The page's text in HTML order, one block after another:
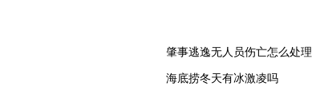
肇事逃逸无人员伤亡怎么处理
海底捞冬天有冰激凌吗